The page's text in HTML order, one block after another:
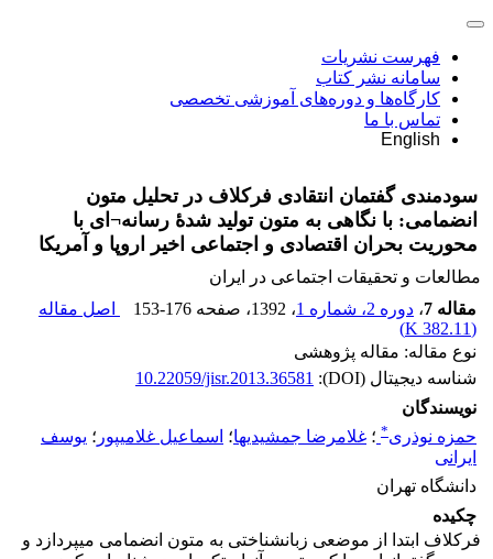
فهرست نشریات
سامانه نشر کتاب
کارگاه‌ها و دوره‌های آموزشی تخصصی
تماس با ما
English
سودمندی گفتمان انتقادی فرکلاف در تحلیل متون
انضمامی: با نگاهی به متون تولید شدۀ رسانه¬ای با
محوریت بحران اقتصادی و اجتماعی اخیر اروپا و آمریکا
مطالعات و تحقیقات اجتماعی در ایران
مقاله 7
، دوره 2، شماره 1 ، 1392 ، صفحه 153-176
اصل مقاله
(
382.11 K
)
نوع مقاله: مقاله پژوهشی
شناسه دیجیتال (DOI):
10.22059/jisr.2013.36581
نویسندگان
حمزه نوذری* ؛ غلامرضا جمشیدیها؛ اسماعیل غلامیپور ؛ یوسف
ایرانی
دانشگاه تهران
چکیده
فرکلاف ابتدا از موضعی زبان­شناختی به متون انضمامی می­پردازد و